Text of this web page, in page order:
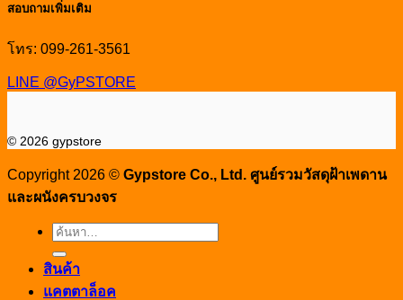
สอบถามเพิ่มเติม
โทร: 099-261-3561
LINE @GyPSTORE
© 2026 gypstore
Copyright 2026 © Gypstore Co., Ltd. ศูนย์รวมวัสดุฝ้าเพดาน
และผนังครบวงจร
ค้นหา:
สินค้า
แคตตาล็อค